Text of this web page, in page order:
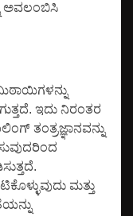
ಅವಲಂಬಿಸಿ
ಇದು ನಿರಂತರ
ತಂತ್ರಜ್ಞಾನವನ್ನು
ಮತ್ತು